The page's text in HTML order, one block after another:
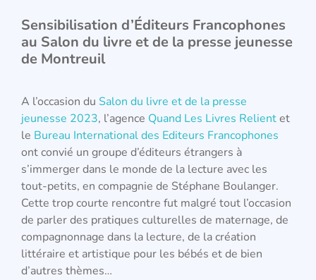
Sensibilisation d’Éditeurs Francophones
au Salon du livre et de la presse jeunesse
de Montreuil
A l’occasion du Salon du livre et de la presse
jeunesse 2023, l’agence Quand Les Livres Relientet
le Bureau International des Editeurs Francophones
ont convié un groupe d’éditeurs étrangers à
s’immerger dans le monde de la lecture avec les
tout-petits, en compagnie de Stéphane Boulanger.
Cette trop courte rencontre fut malgré tout l’occasion
de parler des pratiques culturelles de maternage, de
compagnonnage dans la lecture, de la création
littéraire et artistique pour les bébés et de bien
d’autres thèmes…